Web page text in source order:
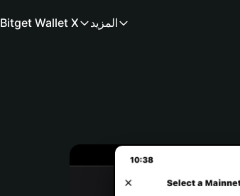
Bitget Wallet X المزيد